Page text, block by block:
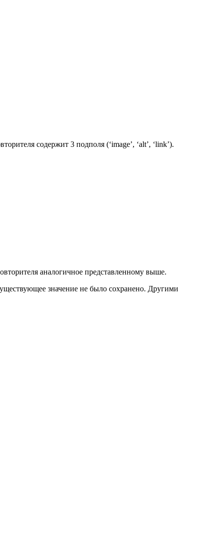
содержит 3 подполя (‘image’, ‘alt’, ‘link’).
аналогичное представленному выше.
значение не было сохранено. Другими